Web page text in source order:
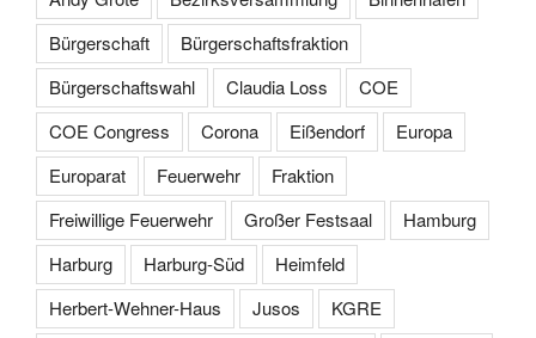
Bürgerschaft
Bürgerschaftsfraktion
Bürgerschaftswahl
Claudia Loss
COE
COE Congress
Corona Eißendorf
Europa
Europarat
Feuerwehr
Fraktion
Freiwillige Feuerwehr
Großer Festsaal
Hamburg
Harburg
Harburg-Süd
Heimfeld
Herbert-Wehner-Haus
Jusos
KGRE